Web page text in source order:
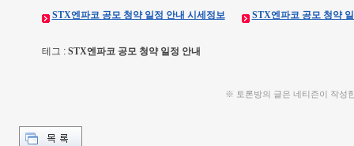
STX엔파코 공모 청약 일정 안내 시세정보 STX엔파코 공모 청약
테그 : STX엔파코 공모 청약 일정 안내
※ 토론방의 글은 네티즌이 작성